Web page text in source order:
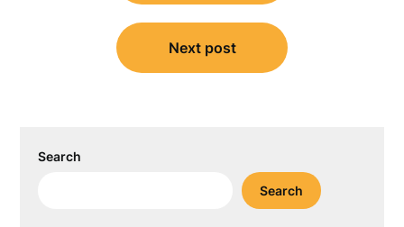
Next post
Search
Search